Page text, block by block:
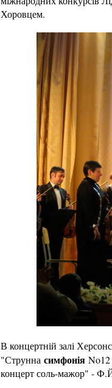
Хоровцем.
В концертній залі
"Струнна симфонія
концерт соль-мажор" -